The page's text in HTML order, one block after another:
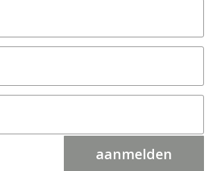
aanmelden